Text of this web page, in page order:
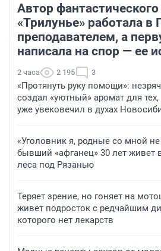
Автор
«Трилунье» работала в
преподавателем, а
написала на спор — ее
2 часа 2 195 3
«Протянуть руку помощи»:
создал «уютный» аромат для
уже увековечил в духах
«Уголовник я, родные со мной
бывший «афганец» 30 лет живет
леса под Рязанью
Теряет зрение, но гоняет на
живет подросток с редчайшим
которого нет лекарств